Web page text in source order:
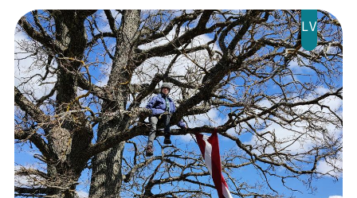
Viņi bija LAMPĀ 2026
Jaunumi
Ziedo
Veikals
Kontakti
LV